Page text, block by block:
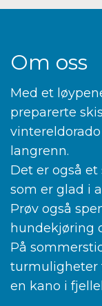
Om oss
Med et
preparerte
langrenn.
Det er også
som er glad i
Prøv også
hundekjøring
På
turmuligheter
en kano i